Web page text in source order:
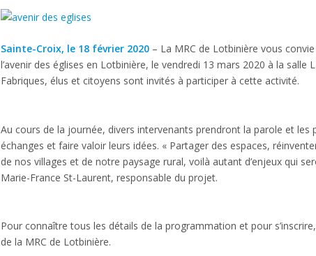
Sainte-Croix, le 18 février 2020– La MRC de Lotbinière vous
l’avenir des églises en Lotbinière, le vendredi 13 mars 2020 à la
Fabriques, élus et citoyens sont invités à participer à cette activité.
Au cours de la journée, divers intervenants prendront la parole et
échanges et faire valoir leurs idées. « Partager des espaces,
de nos villages et de notre paysage rural, voilà autant d’enjeux qui
Marie-France St-Laurent, responsable du projet.
Pour connaître tous les détails de la programmation et pour
de la MRC de Lotbinière.